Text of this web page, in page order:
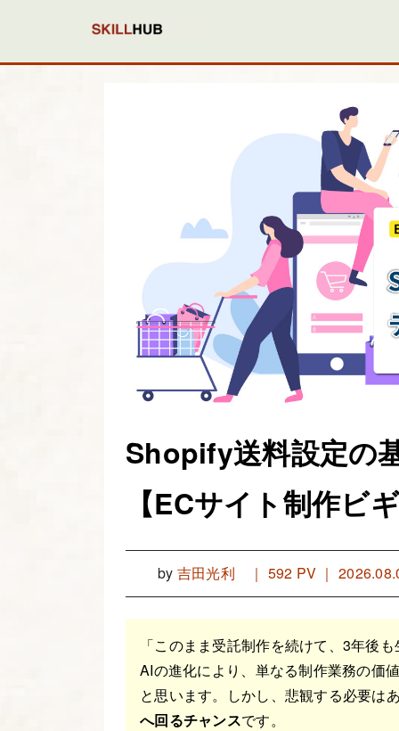
Shopify送料設定の
【ECサイト制作ビ
by 吉田光利 ｜ 592 PV ｜
「このまま受託制作を続けて、3年後
AIの進化により、単なる制作業務の価
と思います。しかし、悲観する必要は
へ回るチャンスです。